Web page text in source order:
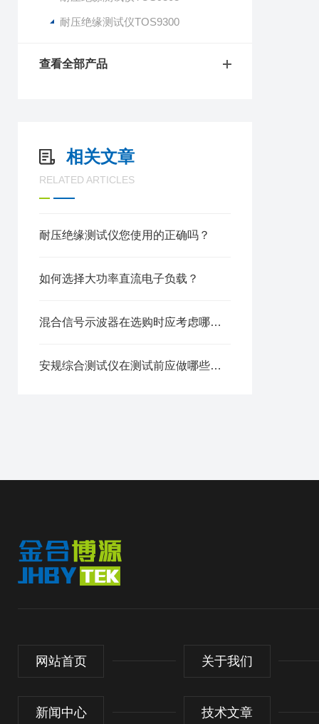
耐压绝缘测试仪TOS9300
查看全部产品
相关文章
RELATED ARTICLES
耐压绝缘测试仪您使用的正确吗？
如何选择大功率直流电子负载？
混合信号示波器在选购时应考虑哪几个因素？
安规综合测试仪在测试前应做哪些准备？
网站首页 关于我们
新闻中心 技术文章